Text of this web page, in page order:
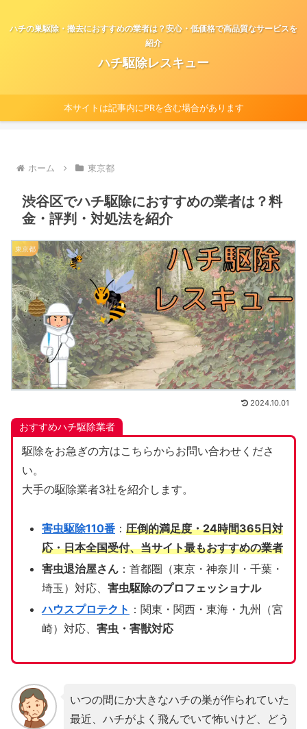
ハチの巣駆除・撤去におすすめの業者は？安心・低価格で高品質なサービスを
紹介
ハチ駆除レスキュー
本サイトは記事内にPRを含む場合があります
ホーム 東京都
渋谷区でハチ駆除におすすめの業者は？料
金・評判・対処法を紹介
東京都
2024.10.01
おすすめハチ駆除業者
駆除をお急ぎの方はこちらからお問い合わせくださ
い。
大手の駆除業者3社を紹介します。
害虫駆除110番： 圧倒的満足度・24時間365日対
応・日本全国受付、当サイト最もおすすめの業者
害虫退治屋さん：首都圏（東京・神奈川・千葉・
埼玉）対応、 害虫駆除のプロフェッショナル
ハウスプロテクト ：関東・関西・東海・九州（宮
崎）対応、 害虫・害獣対応
いつの間にか大きなハチの巣が作られていた
最近、ハチがよく飛んでいて怖いけど、どう